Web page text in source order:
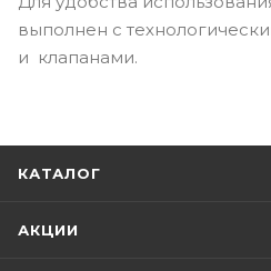
выполнен с
и клапанами.
КАТАЛОГ
АКЦИИ